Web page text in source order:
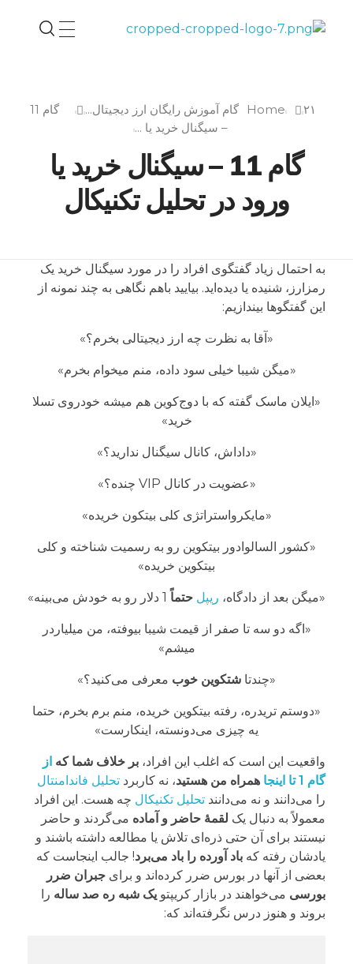
Home ۲۱گام آموزش رایگان ارز دیجیتال...
گام 11
– سیگنال خرید یا ...
گام 11 – سیگنال خرید یا
ورود در تحلیل تکنیکال
به احتمال زیاد گفتگوی افراد را در مورد سیگنال خرید یک
رمزارز، شنیده یا دیده‌اید. بیایید باهم نگاهی به چند نمونه از
این گفتگوها بیندازیم:
«آقا به نظرت چه ارز دیجیتالی بخرم؟»
«میگن شیبا خیلی سود داده، منم میخوام بخرم»
«ایلان ماسک گفته که با دوج‌کوین هم میشه خودروی تسلا
خرید»
«داداش، کانال سیگنال ندارید؟»
«عضویت در کانال VIP چنده؟»
«مایکرواستراتژی کلی بیتکون خریده»
«کشور السالوادور بیتکوین رو به رسمیت شناخته و کلی
بیتکوین خریده»
«میگن بعد از دادگاه، ریپل حتماً
«اگه دو سه تا صفر از قیمت شیبا بیوفته، من میلیاردر
میشم»
«چندتا شتکوین خوب معرفی می‌کنید؟»
«دوستم تریدره، رفته بیتکوین خریده، منم برم بخرم، حتما
یه چیزی می‌دونسته، اینکارست»
واقعیت این است که اغلب این افراد، بر خلاف شما که از
گام 1 تا اینجا
همراه من هستید، نه کاربرد تحلیل فاندامنتال
را می‌دانند و نه می‌دانند تحلیل تکنیکال چه هست. این افراد
معمولاً به دنبال یک لقمۀ حاضر و آماده می‌گردند و حاضر
نیستند برای آن حتی ذره‌ای تلاش یا مطالعه داشته باشند و
یادشان رفته که باد آورده را باد می‌برد! جالب اینجاست که
بعضی از آنها در بورس ضرر کرده‌اند و برای جبران ضرر
بورسی می‌خواهند در بازار کریپتو یک شبه ره صد ساله را
بروند و هنوز درس نگرفته‌اند که: